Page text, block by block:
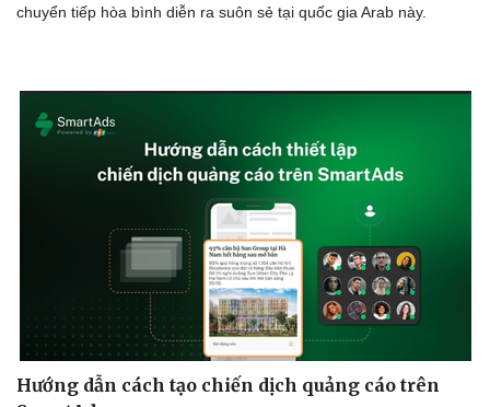
chuyển tiếp hòa bình diễn ra suôn sẻ tại quốc gia Arab này.
Hướng dẫn cách tạo chiến dịch quảng cáo trên